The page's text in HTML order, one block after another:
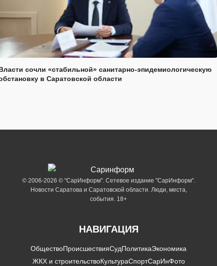
сочли «стабильной» санитарно-эпидемиологическую
в Саратовской области
© 2006-2026 © "СарИнформ". Сетевое издание "СарИнформ".
Новости Саратова и Саратовской области. Люди, места,
события. 18+
НАВИГАЦИЯ
ОбществоПроисшествияСудПолитикаЭкономика
ЖКХ и строительствоКультураСпортСарИнФото